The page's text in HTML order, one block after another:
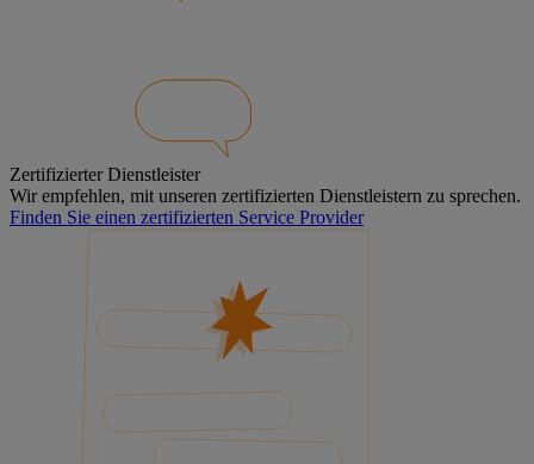
Zertifizierter Dienstleister
Wir empfehlen, mit unseren zertifizierten Dienstleistern zu sprechen.
Finden Sie einen zertifizierten Service Provider